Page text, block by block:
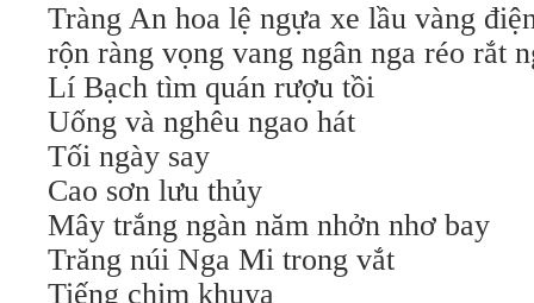
Tràng An hoa lệ ngựa xe lầu vàng
rộn ràng vọng vang ngân nga réo rắt
Lí Bạch tìm quán rượu tồi
Uống và nghêu ngao hát
Tối ngày say
Cao sơn lưu thủy
Mây trắng ngàn năm nhởn nhơ bay
Trăng núi Nga Mi trong vắt
Tiếng chim khuya